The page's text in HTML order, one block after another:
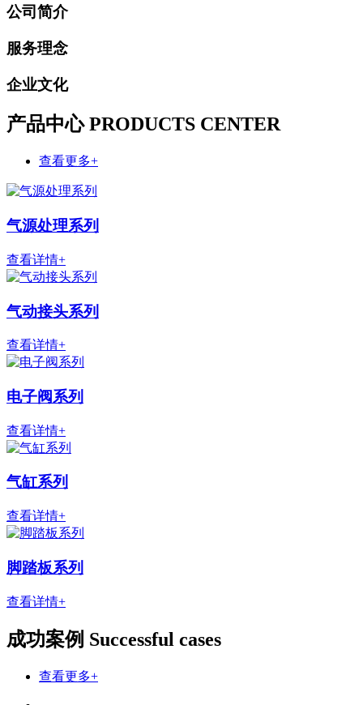
公司简介
服务理念
企业文化
产品中心PRODUCTS CENTER
查看更多+
气源处理系列
查看详情+
气动接头系列
查看详情+
电子阀系列
查看详情+
气缸系列
查看详情+
脚踏板系列
查看详情+
成功案例 Successful cases
查看更多+